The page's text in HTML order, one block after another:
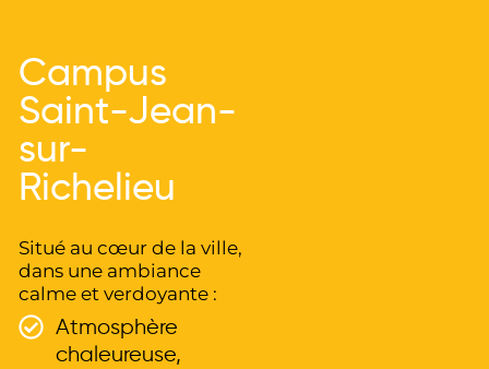
Campus
Saint-Jean-
sur-
Richelieu
Situé au cœur de la ville,
dans une ambiance
calme et verdoyante :
Atmosphère
chaleureuse,